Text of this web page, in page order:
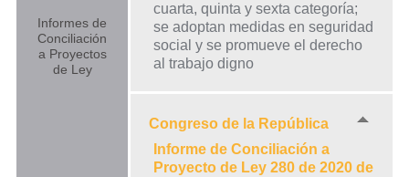
Informes de
Conciliación
a Proyectos
de Ley
cuarta, quinta y sexta categoría;
se adoptan medidas en seguridad
social y se promueve el derecho
al trabajo digno
Congreso de la República
Informe de Conciliación a
Proyecto de Ley 280 de 2020 de